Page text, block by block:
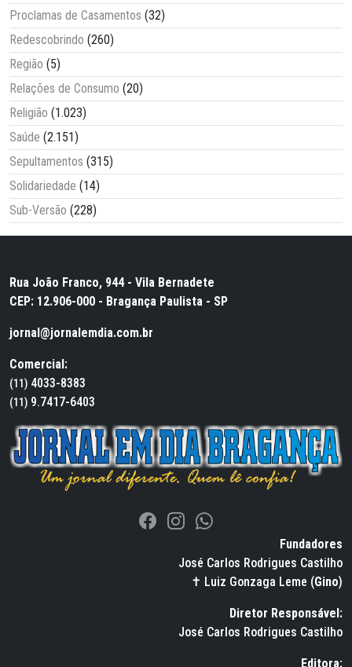
Proclamas de Casamentos (32)
Redescobrindo (260)
Região (5)
Relações de Consumo (20)
Religião (1.023)
Saúde (2.151)
Sepultamentos (315)
Solidariedade (14)
Sub-Versão (228)
Rua João Franco, 944 - Vila Bernadete
CEP: 12.906-000 - Bragança Paulista - SP
jornal@jornalemdia.com.br
Comercial:
(11) 4033-8383
(11) 9.7417-6403
Fundadores
José Carlos Rodrigues Castilho
✝ Luiz Gonzaga Leme (Gino)
Diretor Responsável:
José Carlos Rodrigues Castilho
Editora: